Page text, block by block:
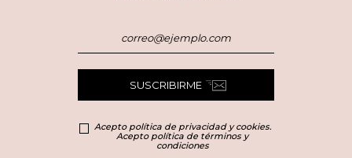
SUSCRIBIRME
Acepto política de privacidad y cookies.
Acepto política de términos y
condiciones